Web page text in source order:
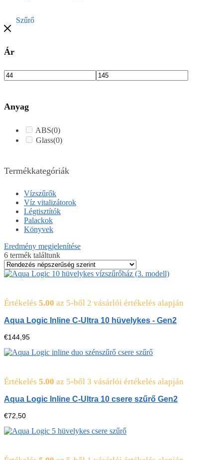
Szűrő
Ár
Anyag
ABS(0)
Glass(0)
Termékkategóriák
Vízszűrők
Víz vitalizátorok
Légtisztítók
Palackok
Könyvek
Eredmény megjelenítése
6 termék találtunk
Értékelés 5.00 az 5-ből 2 vásárlói értékelés alapján
Aqua Logic Inline C-Ultra 10 hüvelykes - Gen2
€144,95
Értékelés 5.00 az 5-ből 3 vásárlói értékelés alapján
Aqua Logic Inline C-Ultra 10 csere szűrő Gen2
€72,50